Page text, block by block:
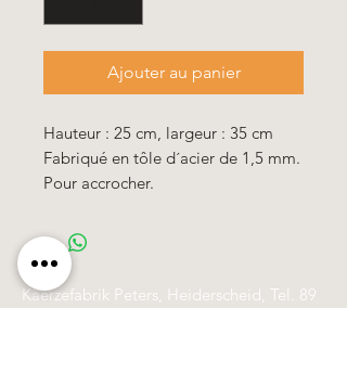
Ajouter au panier
Hauteur : 25 cm, largeur : 35 cm
Fabriqué en tôle d´acier de 1,5 mm.
Pour accrocher.
Käerzefabrik Peters, Heiderscheid, Tel. 89